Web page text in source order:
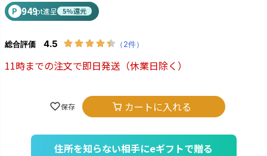
P 949pt進呈 5%還元
11時までの注文で即日発送 （休業日除く）
カートに入れる
住所を知らない相手にeギフトで贈る